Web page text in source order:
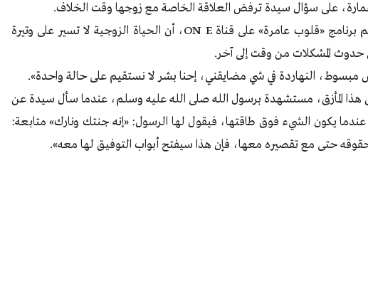
عمارة، على سؤال سيدة ترفض العلاقة الخاصة مع زوجها وقت الخلاف.
وأكدت الدكتورة نادية عمارة خلال تقديم برنامج «قلوب عامرة» على قناة ON E، أن الحياة الزوجية لا تسير على وتيرة
المشكلات من وقت إلى آخر.
النهاردة في شي مضايقني، إحنا بشر لا نستقيم على حالة واحدة».
هذا المأزق، مستشهدة برسول الله صلى الله عليه وسلم، عندما سأل سيدة عن
عندما يكون الشيء فوق طاقتها، فيقول لها الرسول: «إنه جنتك ونارك» متابعة:
حتى مع تقصيره معها، فإن هذا سيفتح أبواب التوفيق لها معه».